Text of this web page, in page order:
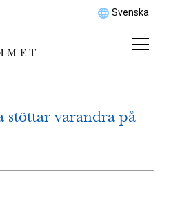
Svenska
stöttar varandra på